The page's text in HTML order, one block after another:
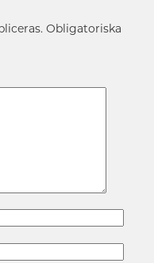
Obligatoriska